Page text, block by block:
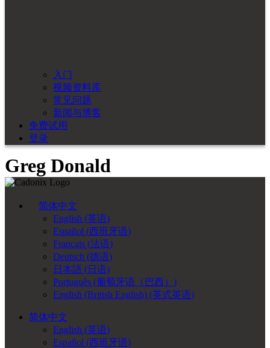
入门
视频资料库
常见问题
新闻与博客
免费试用
登录
Greg Donald
简体中文
English (英语)
Español (西班牙语)
Français (法语)
Deutsch (德语)
日本語 (日语)
Português (葡萄牙语（巴西） )
English (British English) (英式英语)
简体中文
English (英语)
Español (西班牙语)